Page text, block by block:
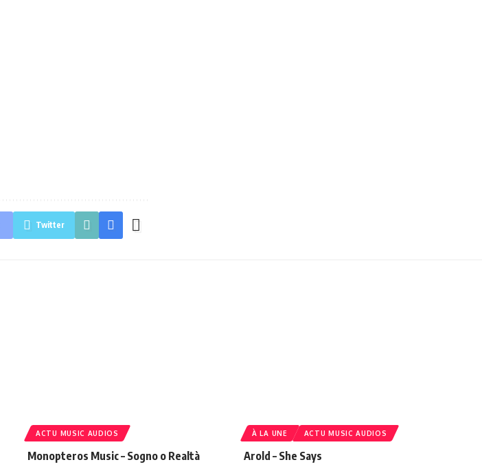
Twitter
ACTU MUSIC AUDIOS
Monopteros Music – Sogno o Realtà
À LA UNE ACTU MUSIC AUDIOS
Arold – She Says